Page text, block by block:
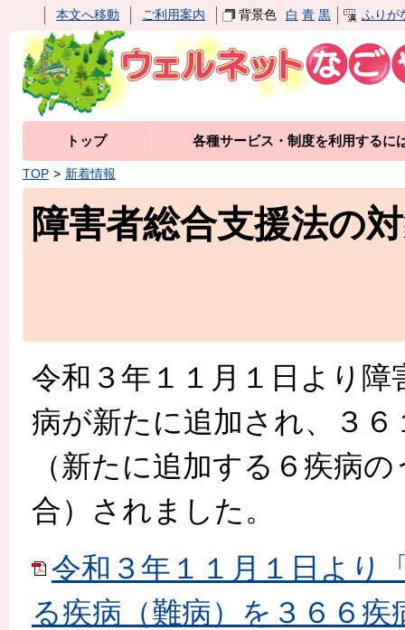
本文へ移動 ご利用案内 背景色 白 青 黒 ふりが
トップ 各種サービス・制度を利用するに
TOP 新着情報
障害者総合支援法の
令和３年１１月１日より
病が新たに追加され、３
（新たに追加する６疾病
合）されました。
令和３年１１月１日より
る疾病（難病）を３６６